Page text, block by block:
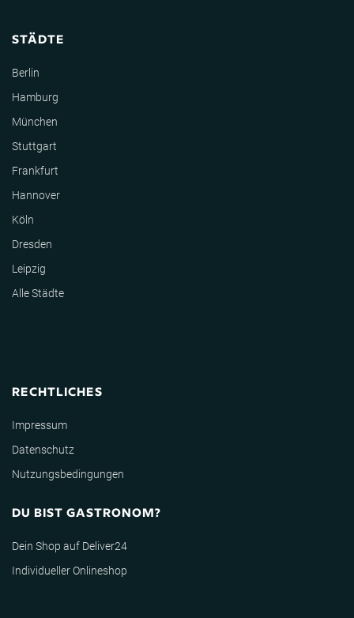
STÄDTE
Berlin
Hamburg
München
Stuttgart
Frankfurt
Hannover
Köln
Dresden
Leipzig
Alle Städte
RECHTLICHES
Impressum
Datenschutz
Nutzungsbedingungen
DU BIST GASTRONOM?
Dein Shop auf Deliver24
Individueller Onlineshop